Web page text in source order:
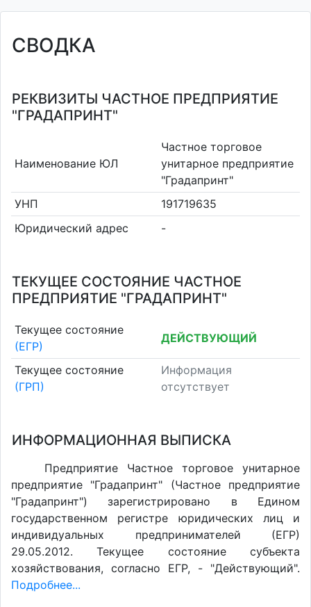
СВОДКА
РЕКВИЗИТЫ ЧАСТНОЕ ПРЕДПРИЯТИЕ
"ГРАДАПРИНТ"
Наименование ЮЛ
Частное торговое
унитарное предприятие
"Градапринт"
УНП
191719635
Юридический адрес
-
ТЕКУЩЕЕ СОСТОЯНИЕ ЧАСТНОЕ
ПРЕДПРИЯТИЕ "ГРАДАПРИНТ"
Текущее состояние
(ЕГР)
ДЕЙСТВУЮЩИЙ
Текущее состояние
(ГРП)
Информация
отсутствует
ИНФОРМАЦИОННАЯ ВЫПИСКА
Предприятие Частное торговое унитарное
предприятие "Градапринт" (Частное предприятие
"Градапринт") зарегистрировано в Едином
государственном регистре юридических лиц и
индивидуальных предпринимателей (ЕГР)
29.05.2012. Текущее состояние субъекта
хозяйствования, согласно ЕГР, - "Действующий".
Подробнее...